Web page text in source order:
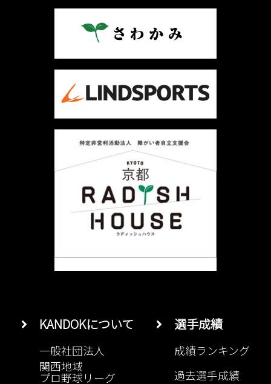
KANDOKについて
一般社団法人
関西地域
プロ野球リーグ
選手成績
成績ランキング
過去選手成績